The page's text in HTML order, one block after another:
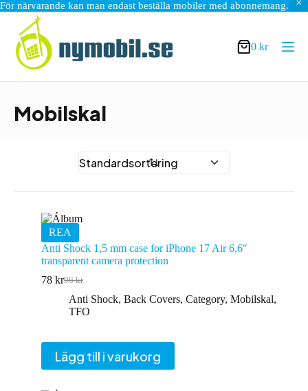
För närvarande kan man endast beställa mobiler med abonnemang.
innehåll
Varukorg
0 kr
Mobilskal
REA
Anti Shock 1,5 mm case for iPhone 17 Air 6,6″
transparent camera protection
96kr
Det
ursprungliga
priset
78 krDet
nuvarande
priset
Anti Shock, Back Covers, Category, Mobilskal,
TFO
Lägg till i varukorg